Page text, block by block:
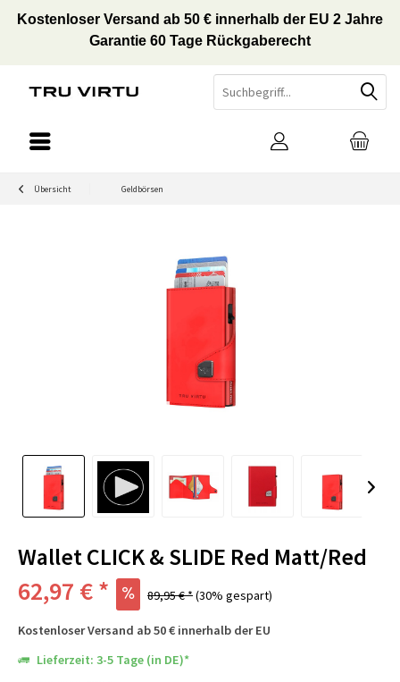
Kostenloser Versand ab 50 € innerhalb der EU 2 Jahre
Garantie 60 Tage Rückgaberecht
Übersicht Geldbörsen
Wallet CLICK & SLIDE Red Matt/Red
62,97 € * 89,95 € *(30% gespart)
Kostenloser Versand ab 50 € innerhalb der EU
Lieferzeit: 3-5 Tage (in DE)*